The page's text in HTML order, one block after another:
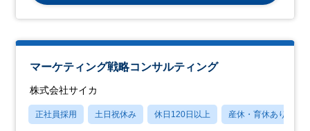
マーケティング戦略コンサルティング
株式会社サイカ
正社員採用 土日祝休み 休日120日以上 産休・育休あり